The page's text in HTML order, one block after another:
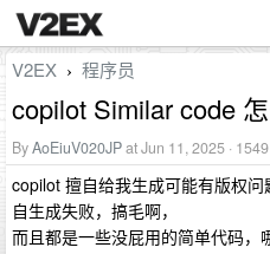
V2EX › 程序员
copilot Similar code 怎
ByAoEiuV020JPat Jun 11, 2025 ·
copilot 擅自给我生成可能有版权
自生成失败，搞毛啊，
而且都是一些没屁用的简单代码，